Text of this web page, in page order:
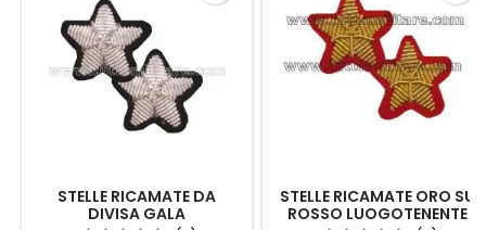
STELLE RICAMATE DA
DIVISA GALA
STELLE RICAMATE ORO SU
ROSSO LUOGOTENENTE